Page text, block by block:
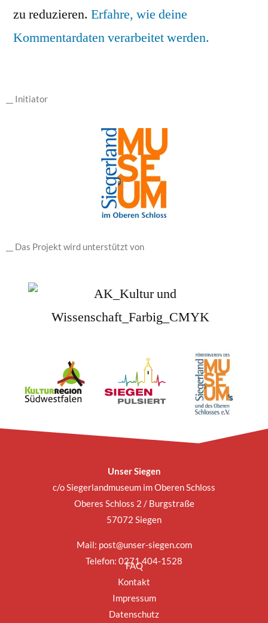
zu reduzieren. Erfahre, wie deine
Kommentardaten verarbeitet werden.
__ Initiator
__ Das Projekt wird unterstützt von
Unser Siegen
c/o Siegerlandmuseum im Oberen Schloss
Oberes Schloss 2 / Burgstraße
57072 Siegen
Mail: post@unser-siegen.com
Telefon: 0271 404-1528
FAQ
Kontakt
Impressum
Datenschutz